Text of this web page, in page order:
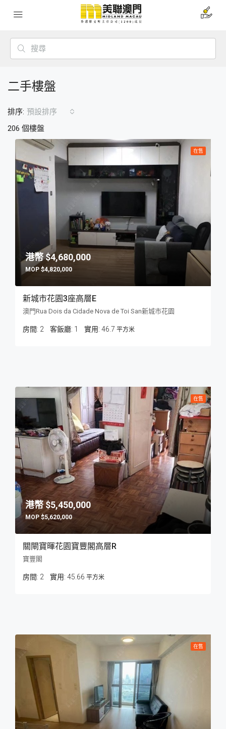
二手樓盤
206 個樓盤
排序: 預設排序
在售
$4,680,000
$4,820,000
新城市花園3座高層E
澳門Rua Dois da Cidade Nova de Toi San新城市花園
房間: 2 客飯廳: 1 46.7 平方米
在售
$5,450,000
$5,620,000
關閘寶暉花園寶豐閣高層R
寶豐閣
房間: 2 45.66 平方米
在售